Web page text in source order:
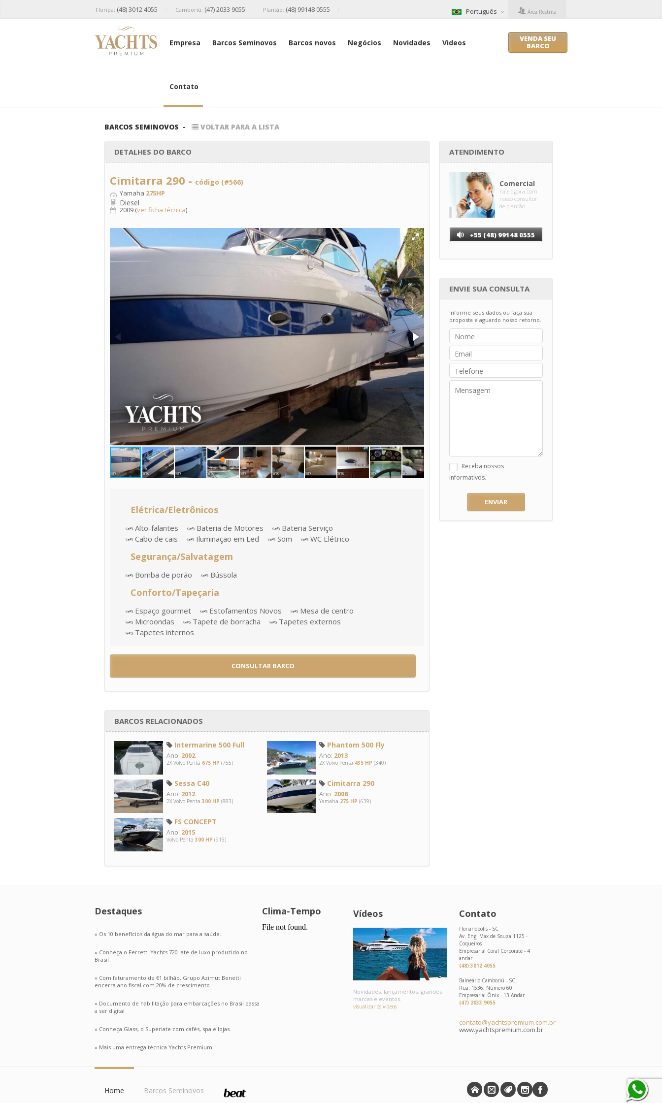
Floripa: (48) 3012 4055 Camboriú: (47) 2033 9055 Plantão: (48) 99148 0555 Português Área Restrita
Empresa Barcos Seminovos Barcos novos Negócios Novidades Videos
Contato
VENDA SEU
BARCO
BARCOS SEMINOVOS - VOLTAR PARA A LISTA
DETALHES DO BARCO
Cimitarra 290 - código (#566)
Yamaha 275HP
Diesel
2009 (ver ficha técnica)
Elétrica/Eletrônicos
Alto-falantes Bateria de Motores
Bateria Serviço
Cabo de cais
Iluminação em Led Som WC Elétrico
Segurança/Salvatagem
Bomba de porão Bússola
Conforto/Tapeçaria
Espaço gourmet Estofamentos Novos
Mesa de centro
Microondas
Tapete de borracha
Tapetes externos
Tapetes internos
CONSULTAR BARCO
BARCOS RELACIONADOS
Intermarine 500 Full
Ano: 2002
2X Volvo Penta 675 HP (755)
Phantom 500 Fly
Ano: 2013
2X Volvo Penta 435 HP (340)
Sessa C40
Ano: 2012
2X Volvo Penta 300 HP (883)
Cimitarra 290
Ano: 2008
Yamaha 275 HP (639)
FS CONCEPT
Ano: 2015
Volvo Penta 300 HP (919)
ATENDIMENTO
Comercial
Fale agora com
nosso consultor
de plantão.
+55 (48) 99148 0555
ENVIE SUA CONSULTA
Informe seus dados ou faça sua
proposta e aguardo nosso retorno.
Receba nossos
informativos.
ENVIAR
Destaques
» Os 10 benefícios da água do mar para a saúde.
» Conheça o Ferretti Yachts 720 iate de luxo produzido no
Brasil
» Com faturamento de €1 bilhão, Grupo Azimut Benetti
encerra ano fiscal com 20% de crescimento
» Documento de habilitação para embarcações no Brasil passa
a ser digital
» Conheça Glass, o Superiate com cafés, spa e lojas.
» Mais uma entrega técnica Yachts Premium
Clima-Tempo Vídeos
Novidades, lançamentos, grandes
marcas e eventos.
visualizar os vídeos
Contato
Florianópolis - SC
Av. Eng. Max de Souza 1125 -
Coqueiros
Empresarial Coral Corporate - 4
andar
(48) 3012 4055
Balneário Camboriú - SC
Rua: 1536, Número 60
Empresarial Ônix - 13 Andar
(47) 2033 9055
contato@yachtspremium.com.br
www.yachtspremium.com.br
Home Barcos Seminovos